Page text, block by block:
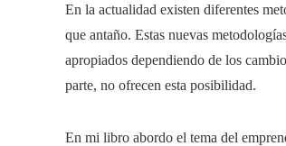
En la actualidad existen diferentes
que antaño. Estas nuevas
apropiados dependiendo de los
parte, no ofrecen esta posibilidad.
En mi libro abordo el tema del